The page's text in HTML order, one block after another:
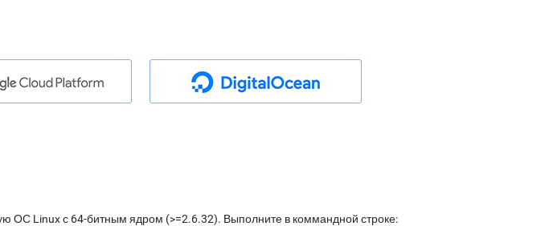
ОС Linux с 64-битным ядром (>=2.6.32). Выполните в коммандной строке: